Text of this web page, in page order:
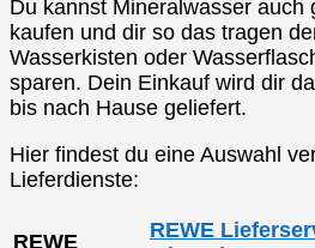
Du kannst Mineralwasser auch
kaufen und dir so das tragen
Wasserkisten oder
sparen. Dein Einkauf wird dir
bis nach Hause geliefert.
Hier findest du eine Auswahl
Lieferdienste:
REWE
REWE